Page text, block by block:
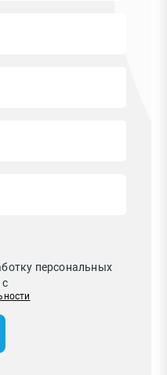
персональных